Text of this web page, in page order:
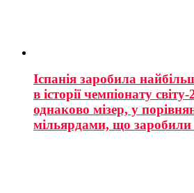
Іспанія заробила
в історії чемпіонату
однаково мізер, у
мільярдами, що